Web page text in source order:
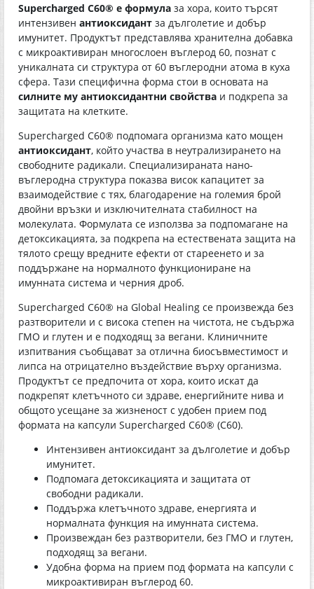
Supercharged C60® е формула за хора, които търсят
интензивен антиоксидант за дълголетие и добър
имунитет. Продуктът представлява хранителна добавка
с микроактивиран многослоен въглерод 60, познат с
уникалната си структура от 60 въглеродни атома в куха
сфера. Тази специфична форма стои в основата на
силните му антиоксидантни свойства и подкрепа за
защитата на клетките.
Supercharged C60® подпомага организма като мощен
антиоксидант, който участва в неутрализирането на
свободните радикали. Специализираната нано-
въглеродна структура показва висок капацитет за
взаимодействие с тях, благодарение на големия брой
двойни връзки и изключителната стабилност на
молекулата. Формулата се използва за подпомагане на
детоксикацията, за подкрепа на естествената защита на
тялото срещу вредните ефекти от стареенето и за
поддържане на нормалното функциониране на
имунната система и черния дроб.
Supercharged C60® на Global Healing се произвежда без
разтворители и с висока степен на чистота, не съдържа
ГМО и глутен и е подходящ за вегани. Клиничните
изпитвания съобщават за отлична биосъвместимост и
липса на отрицателно въздействие върху организма.
Продуктът се предпочита от хора, които искат да
подкрепят клетъчното си здраве, енергийните нива и
общото усещане за жизненост с удобен прием под
формата на капсули Supercharged C60® (С60).
Интензивен антиоксидант за дълголетие и добър
имунитет.
Подпомага детоксикацията и защитата от
свободни радикали.
Поддържа клетъчното здраве, енергията и
нормалната функция на имунната система.
Произвеждан без разтворители, без ГМО и глутен,
подходящ за вегани.
Удобна форма на прием под формата на капсули с
микроактивиран въглерод 60.